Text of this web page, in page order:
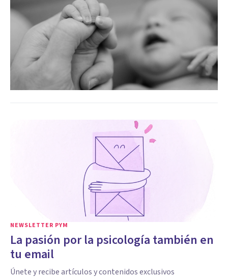
NEWSLETTER PYM
La pasión por la psicología también en
tu email
Únete y recibe artículos y contenidos exclusivos